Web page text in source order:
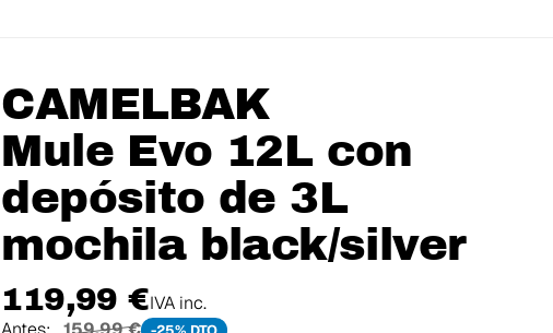
CAMELBAK
Mule Evo 12L con
depósito de 3L
mochila black/silver
119,99 €IVA inc.